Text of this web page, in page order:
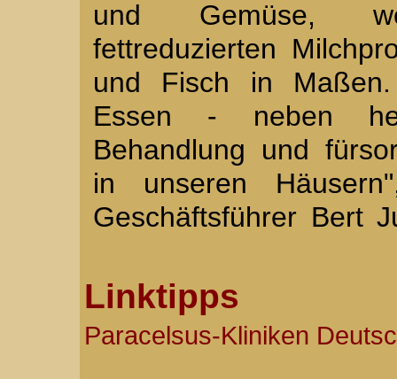
und Gemüse,
fettreduzierten
und Fisch in
Essen - neben
Behandlung und
in unseren
Geschäftsführer Bert
Linktipps
Paracelsus-Kliniken